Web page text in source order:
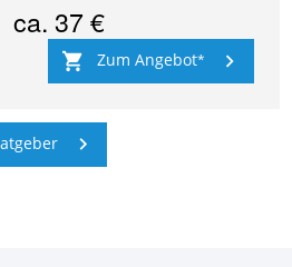
ca.37 €
Zum Angebot